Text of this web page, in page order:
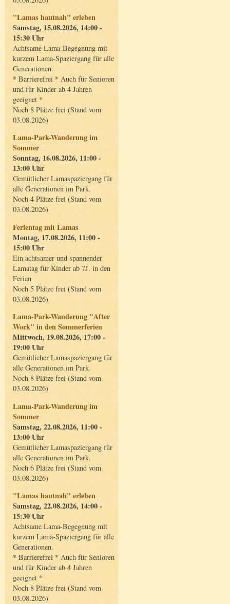
"Lamas hautnah" erleben
Samstag, 15.08.2026, 14:00 -
15:30 Uhr
Achtsame Lama-Begegnung mit
kurzem Lama-Spaziergang für alle
Generationen.
* Barrierefrei * Auch für Senioren
und für Kinder ab 4 Jahren
geeignet *
Noch 8 Plätze frei (Stand vom
03.08.2026)
Lama-Park-Wanderung im
Sommer
Sonntag, 16.08.2026, 11:00 -
13:00 Uhr
Gemütlicher Lamaspaziergang für
alle Generationen im Park.
Noch 4 Plätze frei (Stand vom
03.08.2026)
Ferientag mit Lamas
Montag, 17.08.2026, 11:00 -
15:00 Uhr
Ein achtsamer und spannender
Lamatag für Kinder ab 7J. in den
Ferien
Noch 5 Plätze frei (Stand vom
03.08.2026)
Lama-Park-Wanderung "After
Work" in den Sommerferien
Mittwoch, 19.08.2026, 17:00 -
19:00 Uhr
Gemütlicher Lamaspaziergang für
alle Generationen im Park.
Noch 8 Plätze frei (Stand vom
03.08.2026)
Lama-Park-Wanderung im
Sommer
Samstag, 22.08.2026, 11:00 -
13:00 Uhr
Gemütlicher Lamaspaziergang für
alle Generationen im Park.
Noch 6 Plätze frei (Stand vom
03.08.2026)
"Lamas hautnah" erleben
Samstag, 22.08.2026, 14:00 -
15:30 Uhr
Achtsame Lama-Begegnung mit
kurzem Lama-Spaziergang für alle
Generationen.
* Barrierefrei * Auch für Senioren
und für Kinder ab 4 Jahren
geeignet *
Noch 8 Plätze frei (Stand vom
03.08.2026)